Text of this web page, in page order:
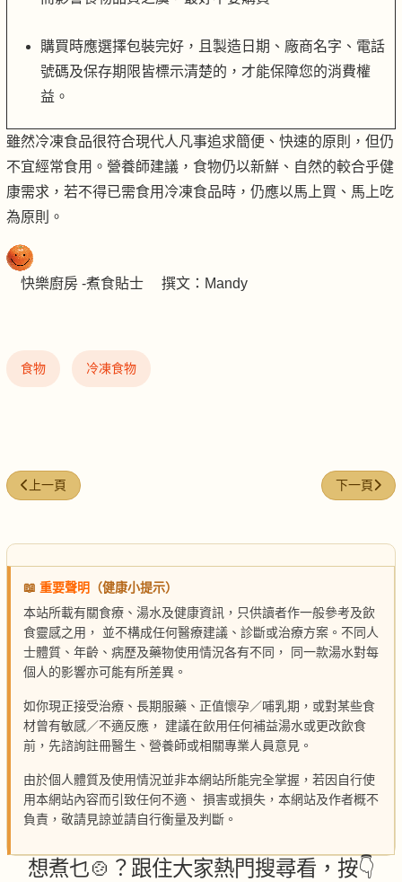
購買時應選擇包裝完好，且製造日期、廠商名字、電話
號碼及保存期限皆標示清楚的，才能保障您的消費權
益。
雖然冷凍食品很符合現代人凡事追求簡便、快速的原則，但仍
不宜經常食用。營養師建議，食物仍以新鮮、自然的較合乎健
康需求，若不得已需食用冷凍食品時，仍應以馬上買、馬上吃
為原則。
快樂廚房 -煮食貼士 撰文：Mandy
食物 冷凍食物
上一篇文章: 煎茄子油要多
上一頁 下一篇文章
下一頁
📖 重要聲明
（健康小提示）
本站所載有關食療、湯水及健康資訊，只供讀者作一般參考及飲
食靈感之用， 並不構成任何醫療建議、診斷或治療方案。不同人
士體質、年齡、病歷及藥物使用情況各有不同， 同一款湯水對每
個人的影響亦可能有所差異。
如你現正接受治療、長期服藥、正值懷孕／哺乳期，或對某些食
材曾有敏感／不適反應， 建議在飲用任何補益湯水或更改飲食
前，先諮詢註冊醫生、營養師或相關專業人員意見。
由於個人體質及使用情況並非本網站所能完全掌握，若因自行使
用本網站內容而引致任何不適、 損害或損失，本網站及作者概不
負責，敬請見諒並請自行衡量及判斷。
想煮乜🍲？跟住大家熱門搜尋看，按👇